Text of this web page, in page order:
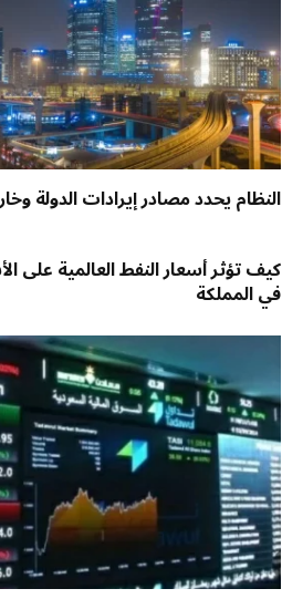
النظام يحدد مصادر إيرادات الدولة
كيف تؤثر أسعار النفط العالمية على
في المملكة